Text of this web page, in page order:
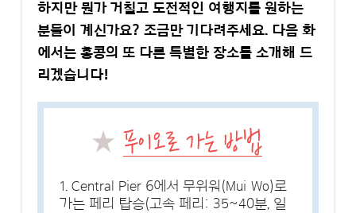
하지만 뭔가 거칠고 도전적인 여행지를 원하는
분들이 계신가요? 조금만 기다려주세요. 다음 화
에서는 홍콩의 또 다른 특별한 장소를 소개해 드
리겠습니다!
1. Central Pier 6에서 무위워(Mui Wo)로
가는 페리 탑승(고속 페리: 35~40분, 일